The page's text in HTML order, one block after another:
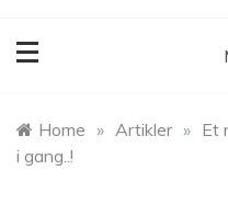
Home » Artikler » Et
i gang..!